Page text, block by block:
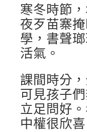
寒冬時節
夜歹苗寨
學，書聲
活氣。
課間時分
可見孩子
立足問好
中權很欣喜